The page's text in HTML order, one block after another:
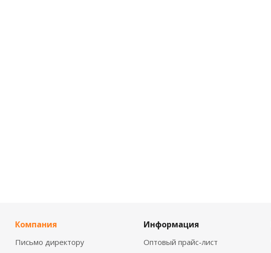
Компания
Письмо директору
Информация
Оптовый прайс-лист